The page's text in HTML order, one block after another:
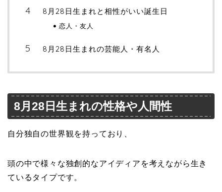
8月28日生まれと相性がいい誕生日
恋人・友人
8月28日生まれの芸能人・有名人
8月28日生まれの性格や人間性
自分独自の世界観を持っており、
頭の中で様々な独創的なアイディアを考えながら生き
ているタイプです。